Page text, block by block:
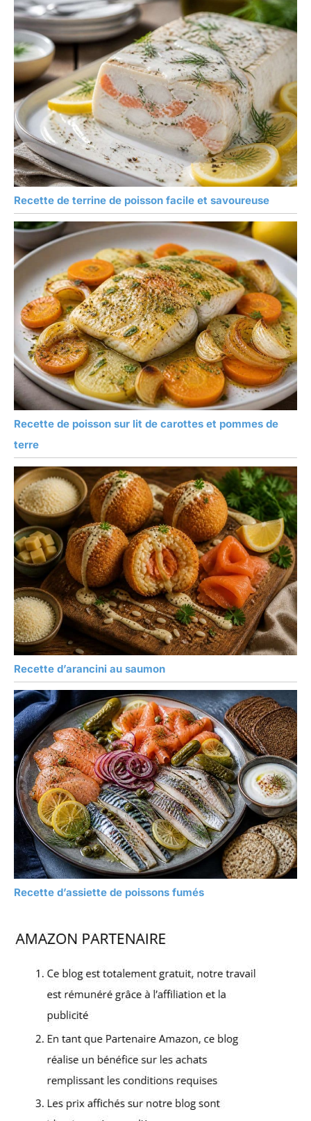
Recette de terrine de poisson facile et savoureuse
Recette de poisson sur lit de carottes et pommes de
terre
Recette d’arancini au saumon
Recette d’assiette de poissons fumés